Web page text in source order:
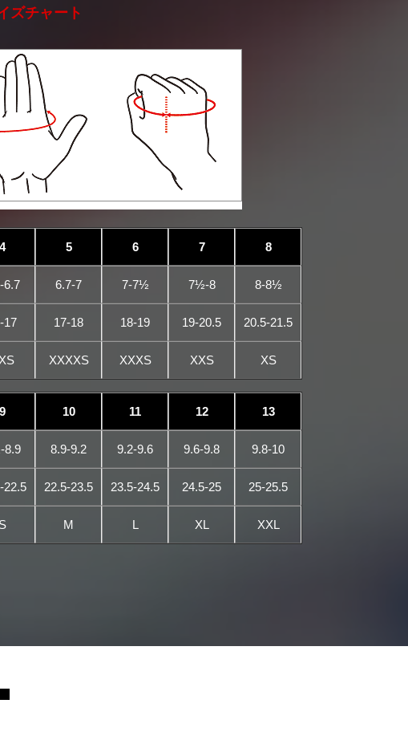
ズチャート
4 5 6 7 8
6.7 6.7-7 7-7½ 7½-8 8-8½
17 17-18 18-19 19-20.5 20.5-21.5
XXXXS XXXS XXS XS
9 10 11 12 13
8.9 8.9-9.2 9.2-9.6 9.6-9.8 9.8-10
22.5 22.5-23.5 23.5-24.5 24.5-25 25-25.5
S M L XL XXL